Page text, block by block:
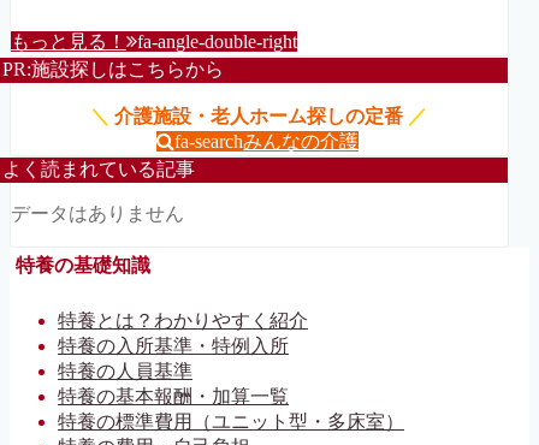
もっと見る！ fa-angle-double-right
PR:施設探しはこちらから
＼ 介護施設・老人ホーム探しの定番 ／
fa-searchみんなの介護
よく読まれている記事
データはありません
特養の基礎知識
特養とは？わかりやすく紹介
特養の入所基準・特例入所
特養の人員基準
特養の基本報酬・加算一覧
特養の標準費用（ユニット型・多床室）